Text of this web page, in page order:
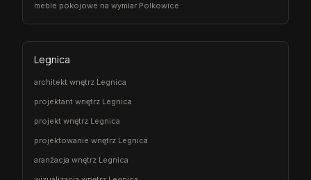
meble pokojowe na wymiar Polkowice
Legnica
architekt wnętrz Legnica
projektant wnętrz Legnica
projekt wnętrz Legnica
projektowanie wnętrz Legnica
aranżacja wnętrz Legnica